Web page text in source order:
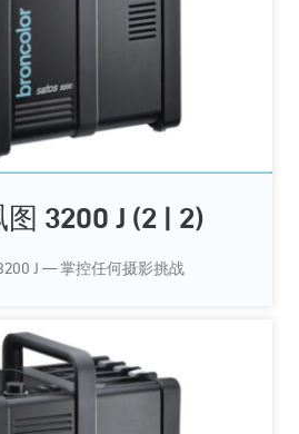
3200 J (2 | 2)
J — 掌控任何摄影挑战